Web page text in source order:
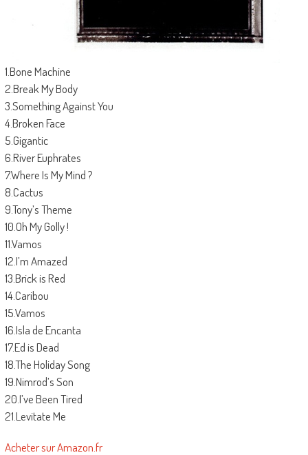
1.Bone Machine
2.Break My Body
3.Something Against You
4.Broken Face
5.Gigantic
6.River Euphrates
7.Where Is My Mind ?
8.Cactus
9.Tony’s Theme
10.Oh My Golly !
11.Vamos
12.I’m Amazed
13.Brick is Red
14.Caribou
15.Vamos
16.Isla de Encanta
17.Ed is Dead
18.The Holiday Song
19.Nimrod’s Son
20.I’ve Been Tired
21.Levitate Me
Acheter sur Amazon.fr